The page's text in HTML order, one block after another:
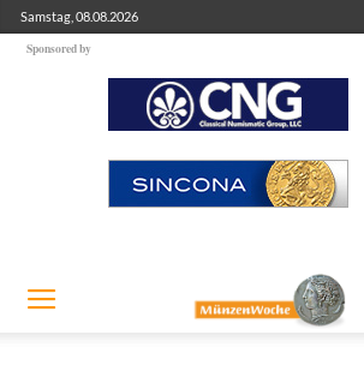
Samstag, 08.08.2026
Sponsored by